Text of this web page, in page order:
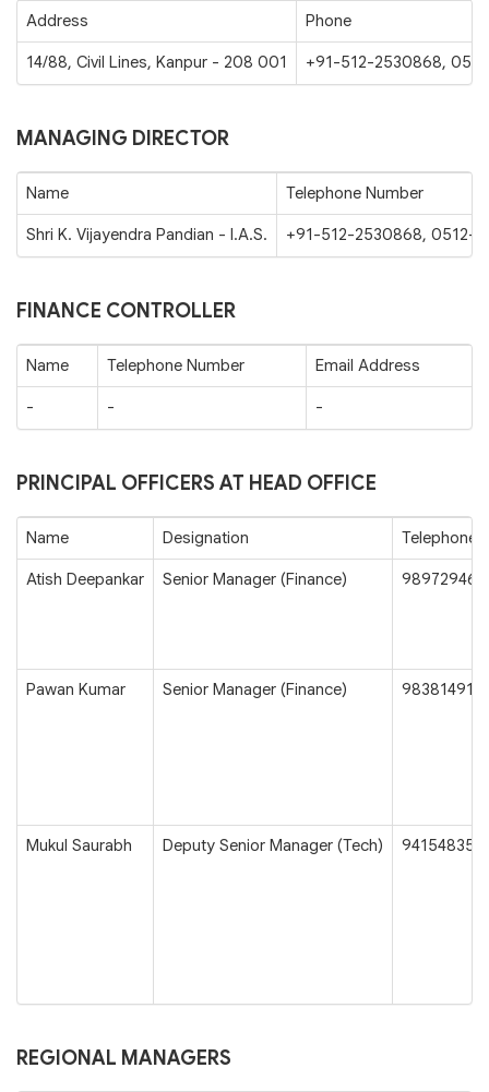
Address Phone
14/88, Civil Lines, Kanpur - 208 001 +91-512-2530868,
MANAGING DIRECTOR
Name Telephone Number
Shri K. Vijayendra Pandian - I.A.S. +91-512-2530868, 0512-
FINANCE CONTROLLER
Name Telephone Number Email Address
- - -
PRINCIPAL OFFICERS AT HEAD OFFICE
Name Designation Telephone
Atish Deepankar Senior Manager (Finance)
Pawan Kumar Senior Manager (Finance)
Mukul Saurabh Deputy Senior Manager (Tech)
REGIONAL MANAGERS